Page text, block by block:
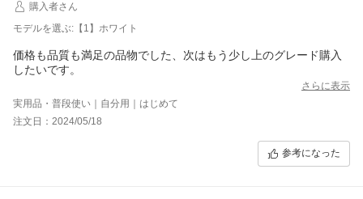
購入者さん
モデルを選ぶ:【1】ホワイト
価格も品質も満足の品物でした、次はもう少し上のグレード購入
したいです。
さらに表示
実用品・普段使い｜自分用｜はじめて
注文日：2024/05/18
参考になった